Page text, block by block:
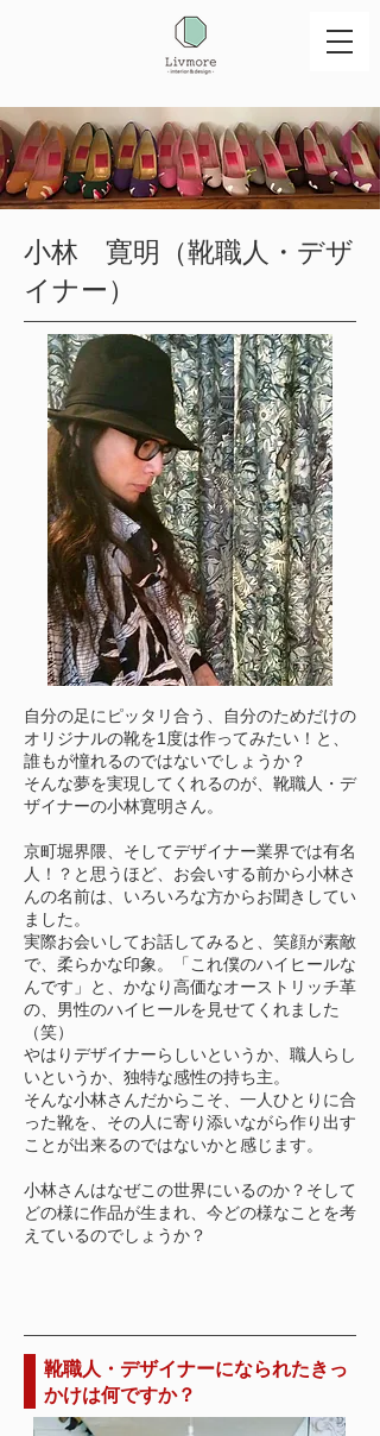
小林 寛明（靴職人・デザ
イナー）
自分の足にピッタリ合う、自分のためだけの
オリジナルの靴を1度は作ってみたい！と、
誰もが憧れるのではないでしょうか？
そんな夢を実現してくれるのが、靴職人・デ
ザイナーの小林寛明さん。
京町堀界隈、そしてデザイナー業界では有名
人！？と思うほど、お会いする前から小林さ
んの名前は、いろいろな方からお聞きしてい
ました。
実際お会いしてお話してみると、笑顔が素敵
で、柔らかな印象。「これ僕のハイヒールな
んです」と、かなり高価なオーストリッチ革
の、男性のハイヒールを見せてくれました
（笑）
やはりデザイナーらしいというか、職人らし
いというか、独特な感性の持ち主。
そんな小林さんだからこそ、一人ひとりに合
った靴を、その人に寄り添いながら作り出す
ことが出来るのではないかと感じます。
小林さんはなぜこの世界にいるのか？そして
どの様に作品が生まれ、今どの様なことを考
えているのでしょうか？
靴職人・デザイナーになられたきっ
かけは何ですか？